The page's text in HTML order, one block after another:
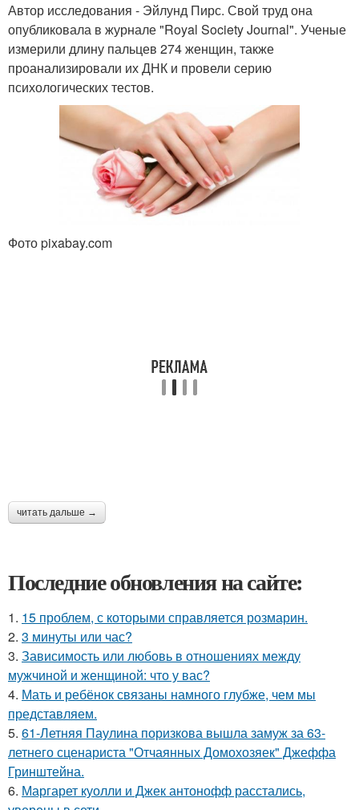
Автор исследования - Эйлунд Пирс. Свой труд она
опубликовала в журнале "Royal Society Journal". Ученые
измерили длину пальцев 274 женщин, также
проанализировали их ДНК и провели серию
психологических тестов.
Фото pixabay.com
читать дальше →
Последние обновления на сайте:
1. 15 проблем, с которыми справляется розмарин.
2. 3 минуты или час?
3. Зависимость или любовь в отношениях между
мужчиной и женщиной: что у вас?
4. Мать и ребёнок связаны намного глубже, чем мы
представляем.
5. 61-Летняя Паулина поризкова вышла замуж за 63-
летнего сценариста "Отчаянных Домохозяек" Джеффа
Гринштейна.
6. Маргарет куолли и Джек антонофф расстались,